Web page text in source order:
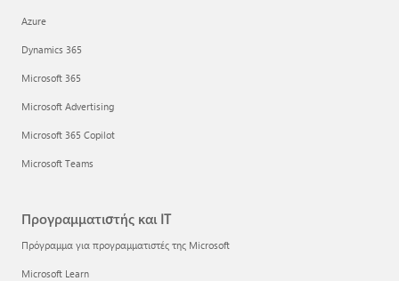
Azure
Dynamics 365
Microsoft 365
Microsoft Advertising
Microsoft 365 Copilot
Microsoft Teams
Προγραμματιστής και IT
Πρόγραμμα για προγραμματιστές της Microsoft
Microsoft Learn